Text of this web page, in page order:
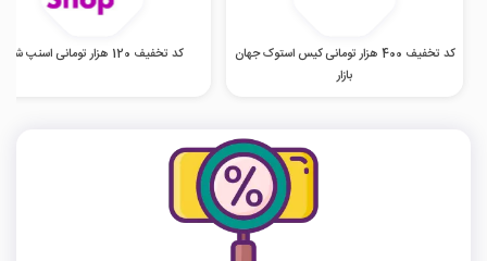
کد تخفیف 400 هزار تومانی کیس استوک جهان
بازار
کد تخفیف 120 هزار تومانی اسنپ شاپ